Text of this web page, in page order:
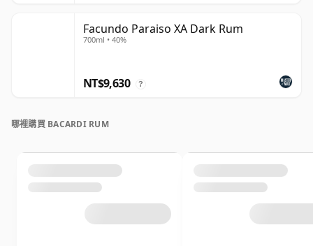
Facundo Paraiso XA Dark Rum
700ml • 40%
NT$9,630 ?
哪裡購買 BACARDI RUM